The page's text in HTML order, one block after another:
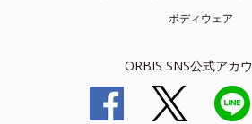
ボディウェア
ORBIS SNS公式アカ